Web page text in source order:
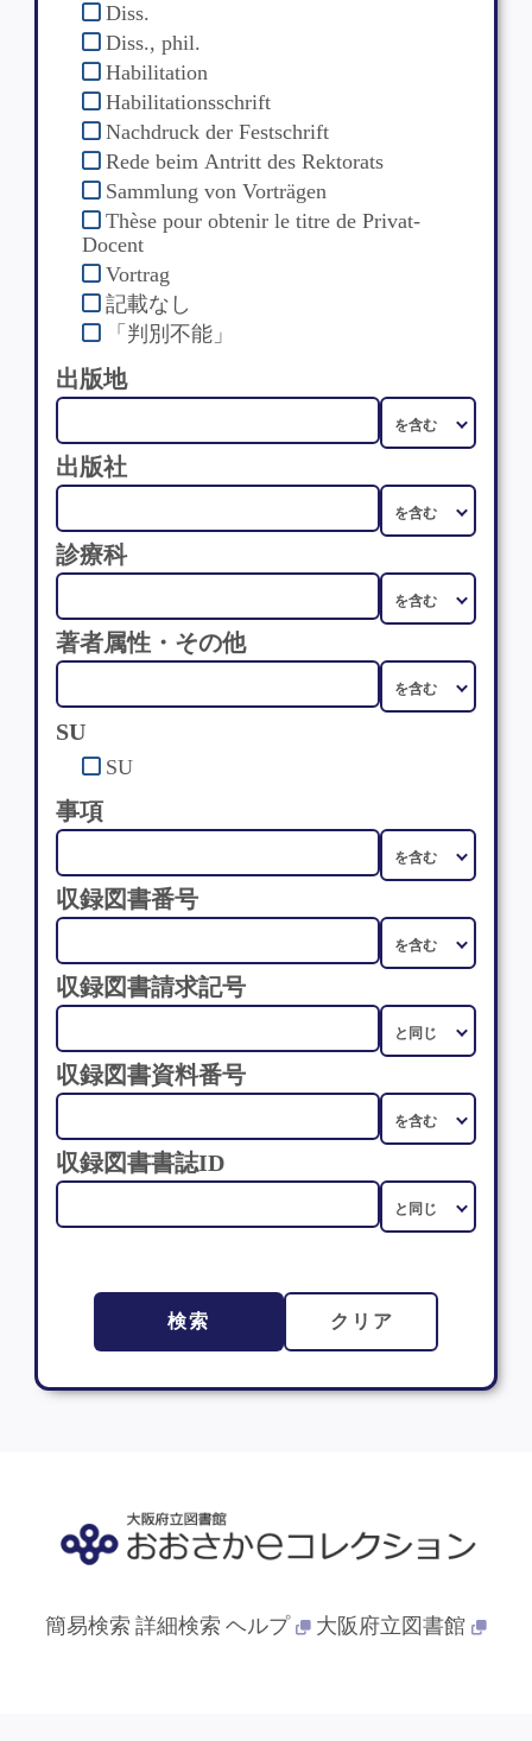
Diss.
Diss., phil.
Habilitation
Habilitationsschrift
Nachdruck der Festschrift
Rede beim Antritt des Rektorats
Sammlung von Vorträgen
Thèse pour obtenir le titre de Privat-
Docent
Vortrag
記載なし
「判別不能」
出版地
出版社
診療科
著者属性・その他
SU
SU
事項
収録図書番号
収録図書請求記号
収録図書資料番号
収録図書書誌ID
検索 クリア
簡易検索 詳細検索 ヘルプ 大阪府立図書館